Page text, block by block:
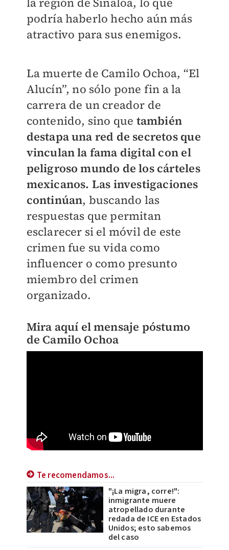
podría haberlo hecho aún más
atractivo para sus enemigos.
La muerte de Camilo Ochoa, “El
Alucín”, no sólo pone fin a la
carrera de un creador de
contenido, sino que también
destapa una red de secretos que
vinculan la fama digital con el
peligroso mundo de los cárteles
mexicanos. Las investigaciones
continúan, buscando las
respuestas que permitan
esclarecer si el móvil de este
crimen fue su vida como
influencer o como presunto
miembro del crimen
organizado.
Mira aquí el mensaje póstumo
de Camilo Ochoa
Te recomendamos...
"¡La migra, corre!":
inmigrante muere
atropellado durante
redada de ICE en Estados
Unidos; esto sabemos
del caso